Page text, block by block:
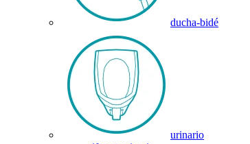
ducha-bidé
urinario